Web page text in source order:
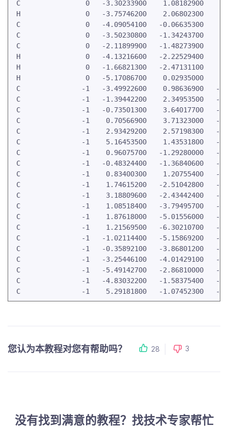
C                0   -3.30233900    1.08182900
H                0   -3.75746200    2.06802300
C                0   -4.09054100   -0.06635300
C                0   -3.50230800   -1.34243700
C                0   -2.11899900   -1.48273900
H                0   -4.13216600   -2.22529400
H                0   -1.66821300   -2.47131100
H                0   -5.17086700    0.02935000
C               -1   -3.49922600    0.98636900   -
C               -1   -1.39442200    2.34953500   -
C               -1   -0.73501300    3.64017700   -
C               -1    0.70566900    3.71323000   -
C               -1    2.93429200    2.57198300   -
C               -1    5.16453500    1.43531800   -
C               -1    0.96075700   -1.29280000   -
C               -1   -0.48324400   -1.36840600   -
C               -1    0.83400300    1.20755400   -
C               -1    1.74615200   -2.51042800   -
C               -1    3.18809600   -2.43442400   -
C               -1    1.08518400   -3.79495700   -
C               -1    1.87618000   -5.01556000   -
C               -1    1.21569500   -6.30210700   -
C               -1   -1.02114400   -5.15869200   -
C               -1   -0.35892100   -3.86801200   -
C               -1   -3.25446100   -4.01429100   -
C               -1   -5.49142700   -2.86810000   -
C               -1   -4.83032200   -1.58375400   -
C               -1    5.29181800   -1.07452300   -
您认为本教程对您有帮助吗？ 28 3
没有找到满意的教程？找技术专家帮忙